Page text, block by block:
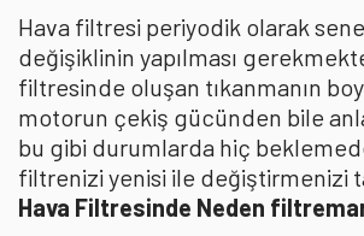
Hava filtresi periyodik olarak
değişiklinin yapılması
filtresinde oluşan tıkanmanın
motorun çekiş gücünden bile
bu gibi durumlarda hiç
filtrenizi yenisi ile değiştirmenizi
Hava Filtresinde Neden